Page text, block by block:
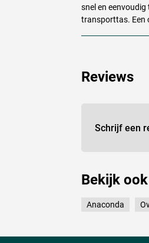
snel en
transporttas. Een
Reviews
Schrijf een
Bekijk
Anaconda